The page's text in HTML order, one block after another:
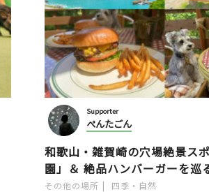
Supporter
ぺんたごん
和歌山・雑賀崎の穴場絶景ス
園」＆ 絶品ハンバーガーを巡
その他の場所 四季・自然